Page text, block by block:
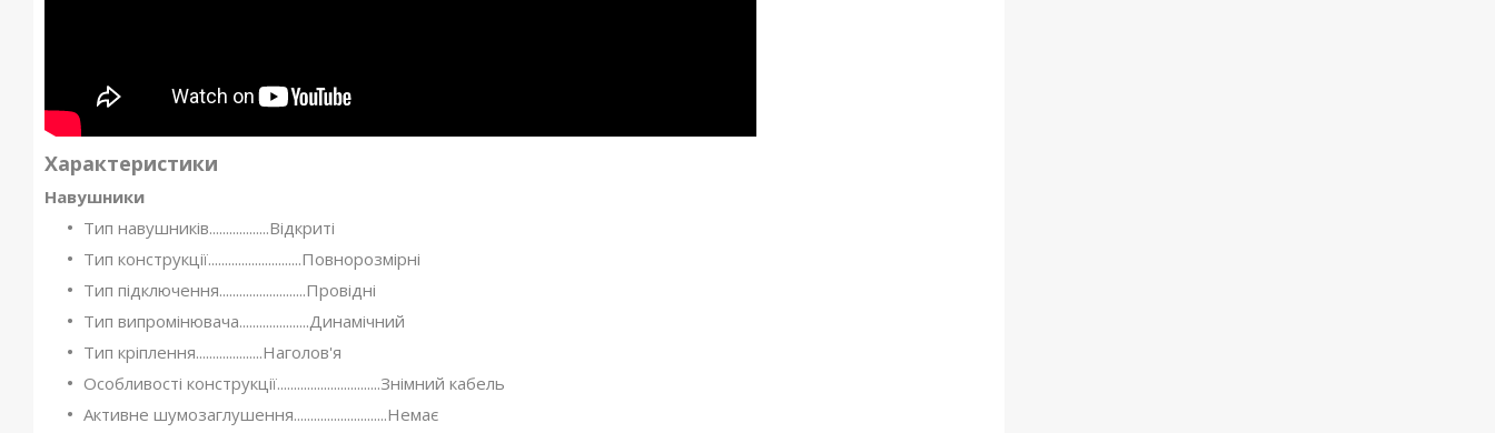
Характеристики
Навушники
Тип навушників..................Відкриті
Тип конструкції............................Повнорозмірні
Тип підключення..........................Провідні
Тип випромінювача.....................Динамічний
Тип кріплення....................Наголов'я
Особливості конструкції...............................Знімний кабель
Активне шумозаглушення............................Немає